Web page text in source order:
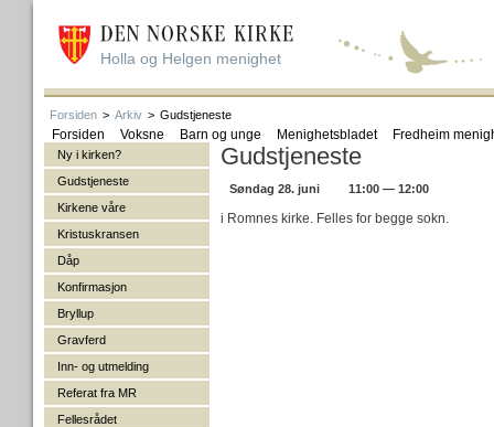
Holla og Helgen menighet
Forsiden > Arkiv > Gudstjeneste
Forsiden Voksne Barn og unge Menighetsbladet Fredheim
Ny i kirken?
Gudstjeneste
Kirkene våre
Kristuskransen
Dåp
Konfirmasjon
Bryllup
Gravferd
Inn- og utmelding
Referat fra MR
Fellesrådet
Gudstjeneste
Søndag 28. juni 11:00 — 12:00
i Romnes kirke. Felles for begge sokn.